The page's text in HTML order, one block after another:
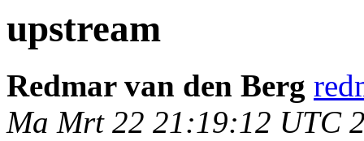
upstream
Redmar van den Berg
Ma Mrt 22 21:19:12 UTC